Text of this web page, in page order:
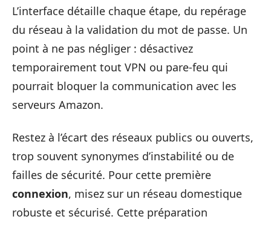
L’interface détaille chaque étape, du repérage
du réseau à la validation du mot de passe. Un
point à ne pas négliger : désactivez
temporairement tout VPN ou pare-feu qui
pourrait bloquer la communication avec les
serveurs Amazon.
Restez à l’écart des réseaux publics ou ouverts,
trop souvent synonymes d’instabilité ou de
failles de sécurité. Pour cette première
connexion, misez sur un réseau domestique
robuste et sécurisé. Cette préparation